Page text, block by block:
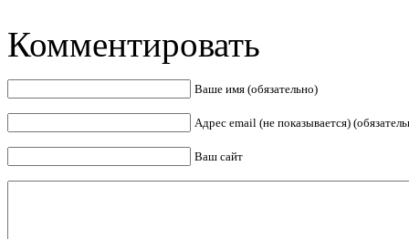
Комментировать
Ваше имя (обязательно)
Адрес email (не показывается)
Ваш сайт